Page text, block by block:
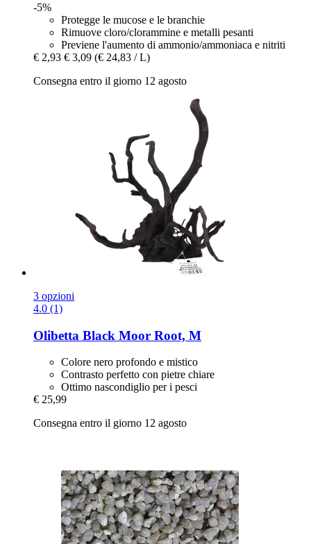
-5%
Protegge le mucose e le branchie
Rimuove cloro/clorammine e metalli pesanti
Previene l'aumento di ammonio/ammoniaca e nitriti
€ 2,93 € 3,09 (€ 24,83 / L)
Consegna entro il giorno 12 agosto
3 opzioni
4.0 (1)
Olibetta Black Moor Root, M
Colore nero profondo e mistico
Contrasto perfetto con pietre chiare
Ottimo nascondiglio per i pesci
€ 25,99
Consegna entro il giorno 12 agosto